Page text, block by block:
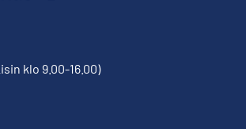
klo 9.00-16.00)